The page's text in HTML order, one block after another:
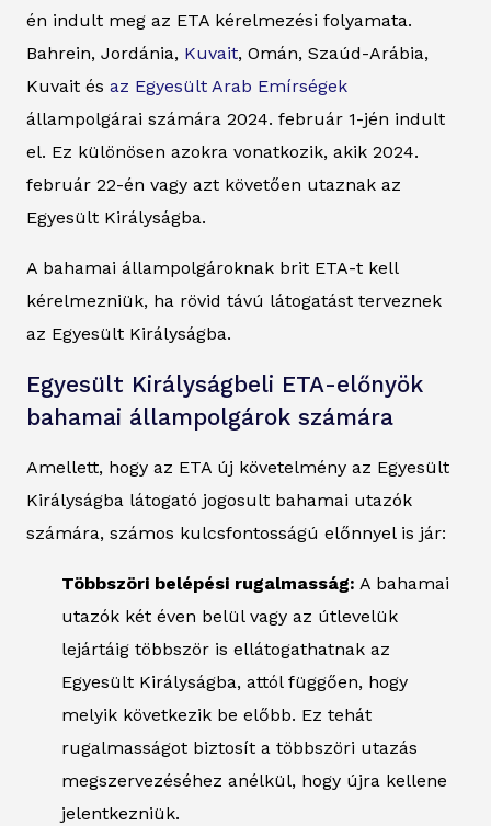
én indult meg az ETA kérelmezési folyamata.
Bahrein, Jordánia, Kuvait, Omán, Szaúd-Arábia,
Kuvait és az Egyesült Arab Emírségek
állampolgárai számára 2024. február 1-jén indult
el. Ez különösen azokra vonatkozik, akik 2024.
február 22-én vagy azt követően utaznak az
Egyesült Királyságba.
A bahamai állampolgároknak brit ETA-t kell
kérelmezniük, ha rövid távú látogatást terveznek
az Egyesült Királyságba.
Egyesült Királyságbeli ETA-előnyök
bahamai állampolgárok számára
Amellett, hogy az ETA új követelmény az Egyesült
Királyságba látogató jogosult bahamai utazók
számára, számos kulcsfontosságú előnnyel is jár:
Többszöri belépési rugalmasság: A bahamai
utazók két éven belül vagy az útlevelük
lejártáig többször is ellátogathatnak az
Egyesült Királyságba, attól függően, hogy
melyik következik be előbb. Ez tehát
rugalmasságot biztosít a többszöri utazás
megszervezéséhez anélkül, hogy újra kellene
jelentkezniük.